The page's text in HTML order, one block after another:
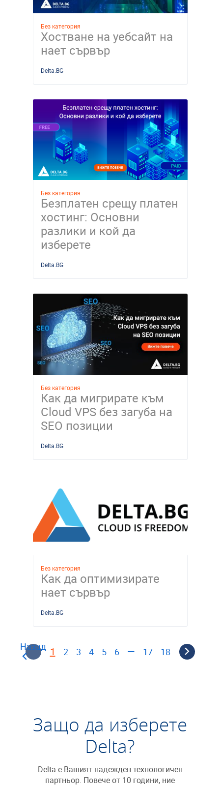
Без категория
Хостване на уебсайт на
нает сървър
Delta.BG
Без категория
Безплатен срещу платен
хостинг: Основни
разлики и кой да
изберете
Delta.BG
Без категория
Как да мигрирате към
Cloud VPS без загуба на
SEO позиции
Delta.BG
Без категория
Как да оптимизирате
нает сървър
Delta.BG
Назад 1 2 3 4 5 6 — 17 18
Защо да изберете
Delta?
Delta е Вашият надежден технологичен
партньор. Повече от 10 години, ние